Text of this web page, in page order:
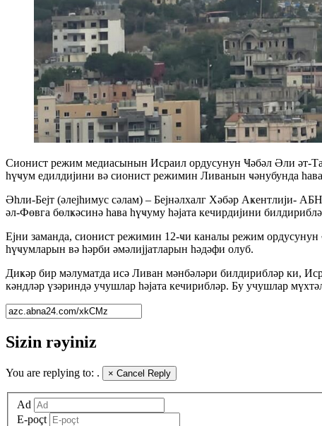
Сионист режим медиасынын Исраил ордусунун Ҹәбәл Әли әт-
һүҹум едилдијини вә сионист режимин Ливанын ҹәнубунда
Әһли-Бејт (әлејһимус сәлам) – Бејнәлхалг Хәбәр Аҝентлији-
әл-Фөвга бөлҝәсинә һава һүҹуму һәјата кечирдијини
Ејни заманда, сионист режимин 12-ҹи каналы режим ордусунун
һүҹумларын вә һәрби әмәлијјатларын һәдәфи олуб.
Диҝәр бир мәлуматда исә Ливан мәнбәләри билдирибләр ки,
кәндләр үзәриндә учушлар һәјата кечирибләр. Бу учушлар
Sizin rəyiniz
You are replying to: . × Cancel Reply
Ad
E-poçt